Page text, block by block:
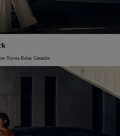
Toyota Relax Garantie.